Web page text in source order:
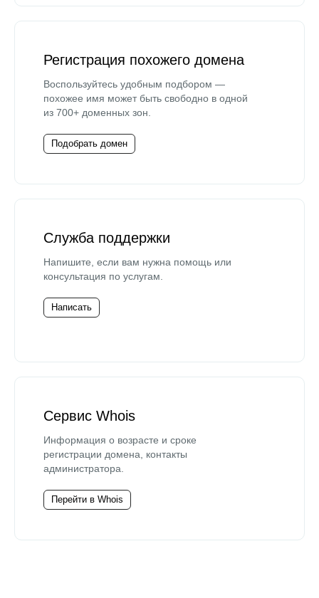
Регистрация похожего домена
Воспользуйтесь удобным подбором —
похожее имя может быть свободно в одной
из 700+ доменных зон.
Подобрать домен
Служба поддержки
Напишите, если вам нужна помощь или
консультация по услугам.
Написать
Сервис Whois
Информация о возрасте и сроке
регистрации домена, контакты
администратора.
Перейти в Whois